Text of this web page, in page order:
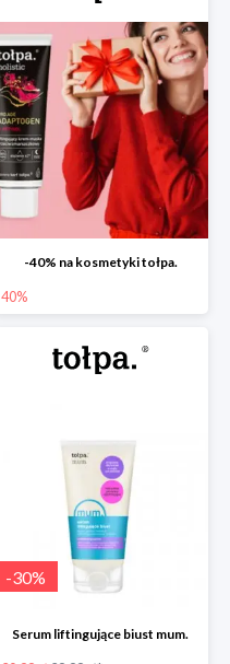
-40% na kosmetyki tołpa.
40%
-30%
Serum liftingujące biust mum.